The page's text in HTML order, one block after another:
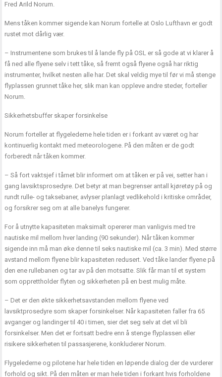
Fred Arild Norum.
Mens tåken kommer sigende kan Norum fortelle at Oslo Lufthavn er godt
rustet mot dårlig vær.
– Instrumentene som brukes til å lande fly på OSL er så gode at vi klarer å
få ned alle flyene selv i tett tåke, så fremt også flyene også har riktig
instrumenter, hvilket nesten alle har. Det skal veldig mye til før vi må stenge
flyplassen grunnet tåke her, slik man kan oppleve andre steder, forteller
Norum.
Sikkerhetsbuffer skaper forsinkelse
Norum forteller at flygelederne hele tiden er i forkant av været og har
kontinuerlig kontakt med meteorologene. På den måten er de godt
forberedt når tåken kommer.
– Så fort vaktsjef i tårnet blir informert om at tåken er på vei, setter han i
gang lavsiktsprosedyre. Det betyr at man begrenser antall kjøretøy på og
rundt rulle- og taksebaner, avlyser planlagt vedlikehold i kritiske områder,
og forsikrer seg om at alle banelys fungerer.
For å utnytte kapasiteten maksimalt opererer man vanligvis med tre
nautiske mil mellom hver landing (90 sekunder). Når tåken kommer
sigende inn må man øke denne til seks nautiske mil (ca. 3 min). Med større
avstand mellom flyene blir kapasiteten redusert. Ved tåke lander flyene på
den ene rullebanen og tar av på den motsatte. Slik får man til et system
som opprettholder flyten og sikkerheten på en best mulig måte.
– Det er den økte sikkerhetsavstanden mellom flyene ved
lavsiktprosedyre som skaper forsinkelser. Når kapasiteten faller fra 65
avganger og landinger til 40 i timen, sier det seg selv at det vil bli
forsinkelser. Men det er fortsatt bedre enn å stenge flyplassen eller
risikere sikkerheten til passasjerene, konkluderer Norum.
Flygelederne og pilotene har hele tiden en løpende dialog der de vurderer
forhold og sikt. På den måten er man hele tiden i forkant hvis forholdene